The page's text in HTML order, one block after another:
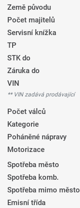
Země původu
Počet majitelů
Servisní knížka
TP
STK do
Záruka do
VIN
** VIN zadává prodávající
Počet válců
Kategorie
Poháněné nápravy
Motorizace
Spotřeba město
Spotřeba komb.
Spotřeba mimo město
Emisní třída